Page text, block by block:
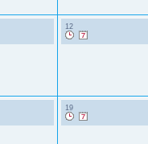
12
19